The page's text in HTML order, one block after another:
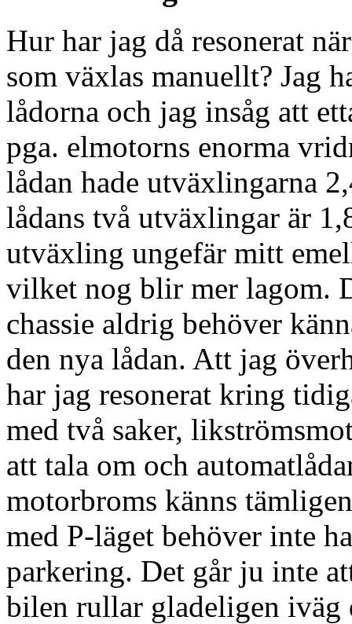
Hur har jag då resonerat
som växlas manuellt? Jag
lådorna och jag insåg att
pga. elmotorns enorma
lådan hade utväxlingarna
lådans två utväxlingar är
utväxling ungefär mitt
vilket nog blir mer lagom.
chassie aldrig behöver
den nya lådan. Att jag
har jag resonerat kring
med två saker,
att tala om och
motorbroms känns
med P-läget behöver inte
parkering. Det går ju inte
bilen rullar gladeligen iväg